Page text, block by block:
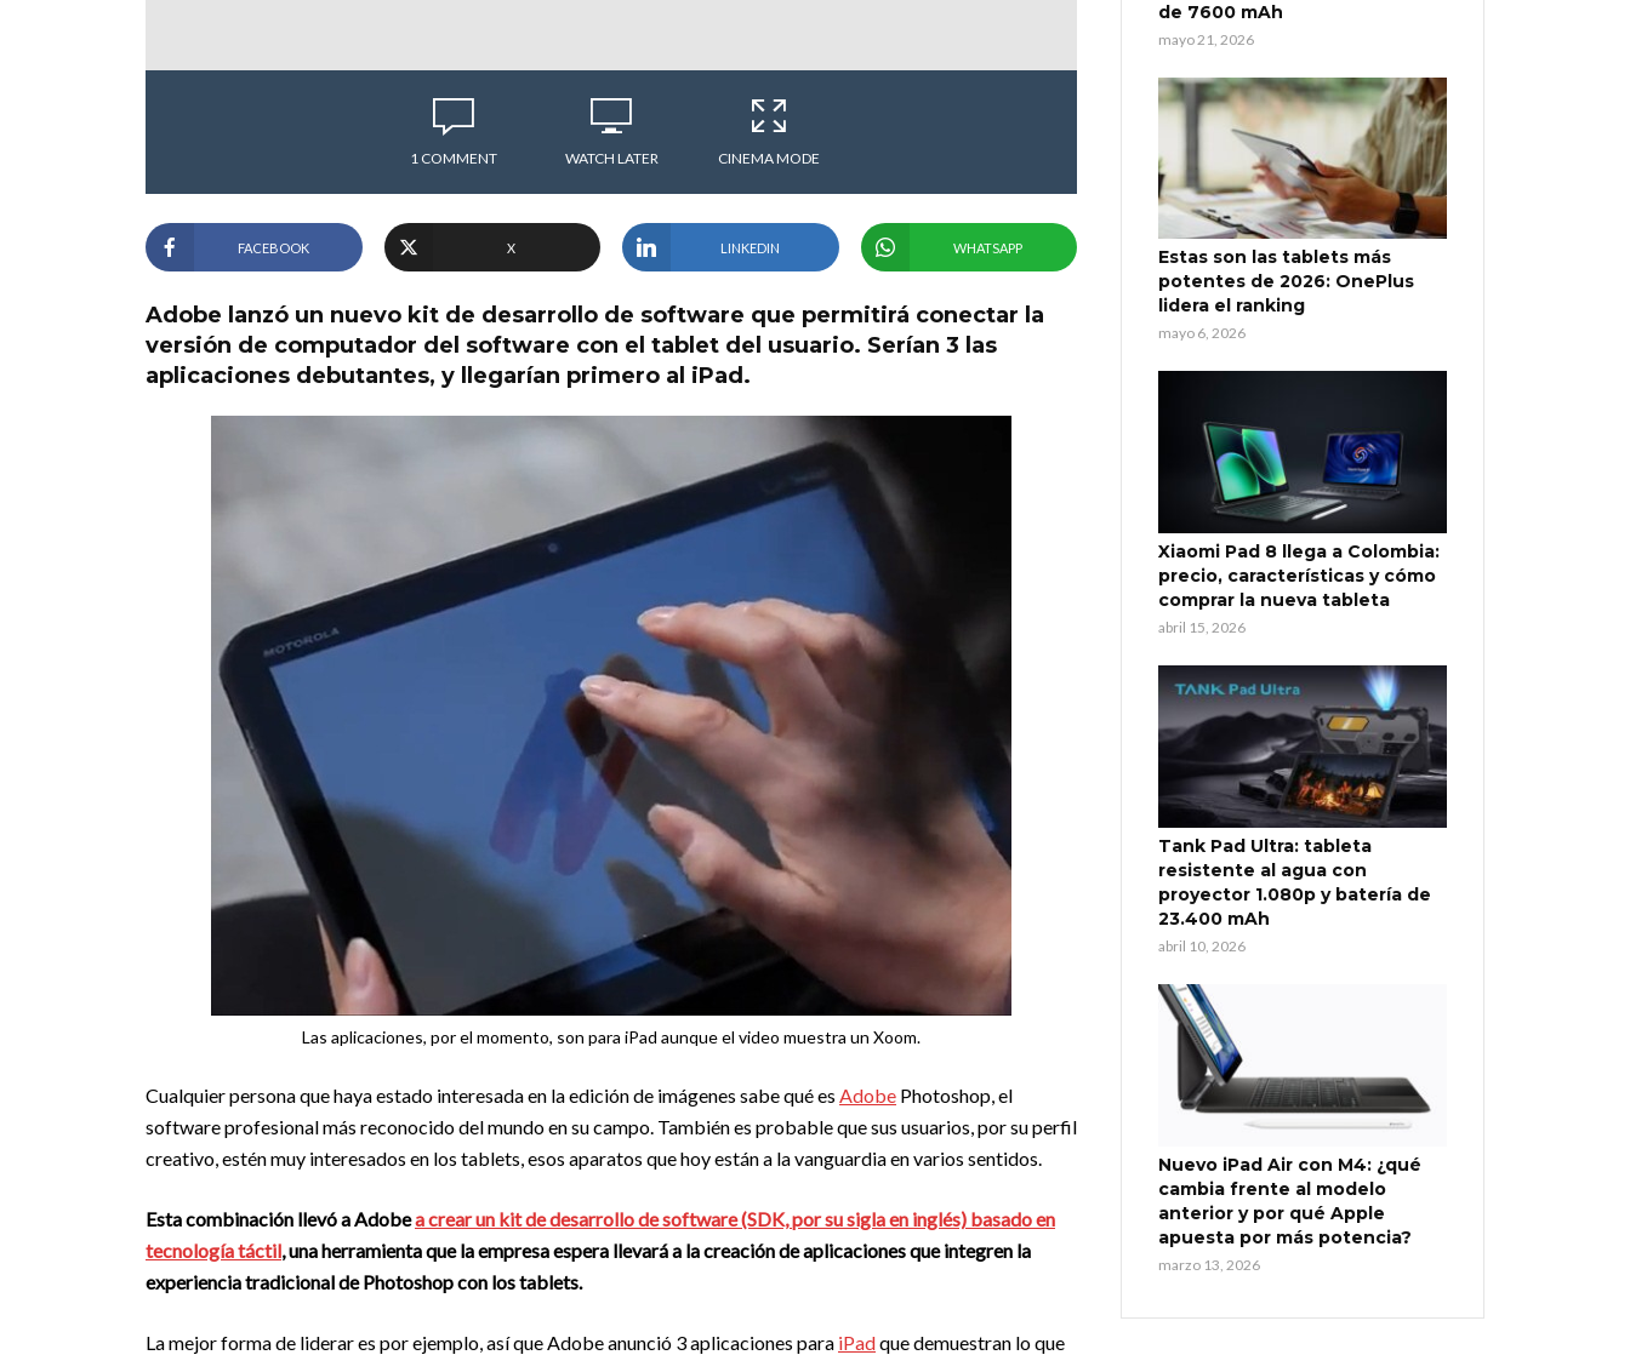
1 COMMENT WATCH LATER CINEMA MODE
FACEBOOK X LINKEDIN WHATSAPP
Adobe lanzó un nuevo kit de desarrollo de software que permitirá conectar la
versión de computador del software con el tablet del usuario. Serían 3 las
aplicaciones debutantes, y llegarían primero al iPad.
Las aplicaciones, por el momento, son para iPad aunque el video muestra un Xoom.
Cualquier persona que haya estado interesada en la edición de imágenes sabe qué es Adobe Photoshop, el
software profesional más reconocido del mundo en su campo. También es probable que sus usuarios, por su perfil
creativo, estén muy interesados en los tablets, esos aparatos que hoy están a la vanguardia en varios sentidos.
Esta combinación llevó a Adobea crear un kit de desarrollo de software (SDK, por su sigla en inglés) basado en
tecnología táctil, una herramienta que la empresa espera llevará a la creación de aplicaciones que integren la
experiencia tradicional de Photoshop con los tablets.
La mejor forma de liderar es por ejemplo, así que Adobe anunció 3 aplicaciones para iPadque demuestran lo que
de 7600 mAh
mayo 21, 2026
Estas son las tablets más
potentes de 2026: OnePlus
lidera el ranking
mayo 6, 2026
Xiaomi Pad 8 llega a Colombia:
precio, características y cómo
comprar la nueva tableta
abril 15, 2026
Tank Pad Ultra: tableta
resistente al agua con
proyector 1.080p y batería de
23.400 mAh
abril 10, 2026
Nuevo iPad Air con M4: ¿qué
cambia frente al modelo
anterior y por qué Apple
apuesta por más potencia?
marzo 13, 2026